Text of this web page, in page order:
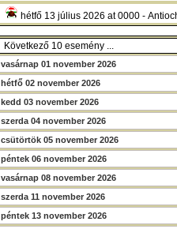
hétfő 13 július 2026 at 0000 -
Következő 10 esemény ...
vasárnap 01 november 2026
hétfő 02 november 2026
kedd 03 november 2026
szerda 04 november 2026
csütörtök 05 november 2026
péntek 06 november 2026
vasárnap 08 november 2026
szerda 11 november 2026
péntek 13 november 2026